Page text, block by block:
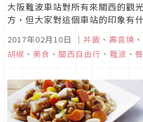
大阪難波車站對所有來關西的觀
方，但大家對這個車站的印象有
東西吧，今天柚子胡椒就要來介
價隱藏美食。
2017年02月10日 ｜ 丼飯 、 壽喜燒 、
胡椒 、 美食 、 關西自由行 、 難波 、